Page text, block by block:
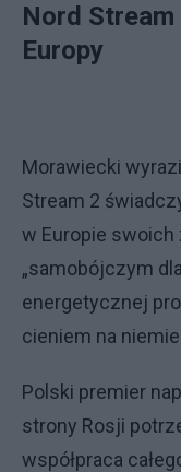
Nord
Europy
Morawiecki
Stream 2
w Europie swoich
„samobójczym
energetycznej
cieniem na
Polski premier
strony Rosji
współpraca